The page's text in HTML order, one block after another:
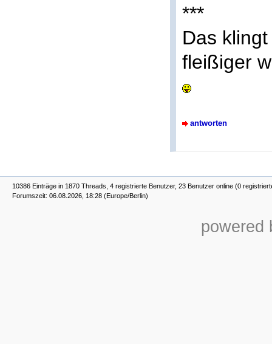
***
Das
fleißiger
antworten
10386 Einträge in 1870 Threads, 4 registrierte Benutzer, 23 Benutzer online (0
Forumszeit: 06.08.2026, 18:28 (Europe/Berlin)
powered